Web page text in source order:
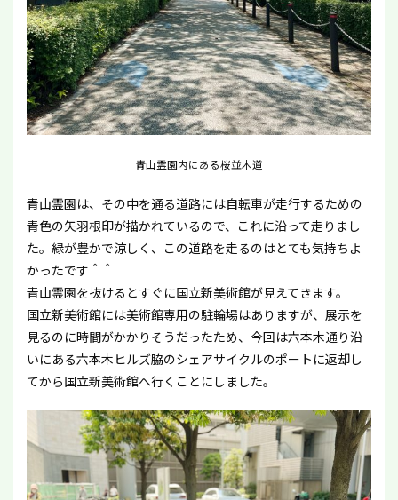
青山霊園内にある桜並木道
青山霊園は、その中を通る道路には自転車が走行するための
青色の矢羽根印が描かれているので、これに沿って走りまし
た。緑が豊かで涼しく、この道路を走るのはとても気持ちよ
かったです＾＾
青山霊園を抜けるとすぐに国立新美術館が見えてきます。
国立新美術館には美術館専用の駐輪場はありますが、展示を
見るのに時間がかかりそうだったため、今回は六本木通り沿
いにある六本木ヒルズ脇のシェアサイクルのポートに返却し
てから国立新美術館へ行くことにしました。